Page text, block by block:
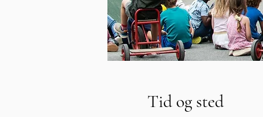
Tid og sted